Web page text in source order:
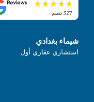
327 تقييم
شيماء بغدادي
استشاري عقاري أول